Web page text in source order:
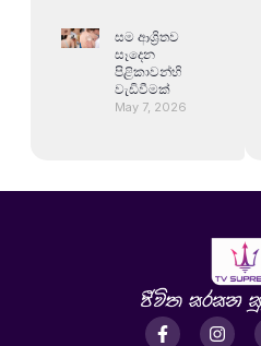
සම ආශ්‍රිතව
සෑදෙන
පිළිකාවන්හි
වැඩිවීමක්
May 7, 2026